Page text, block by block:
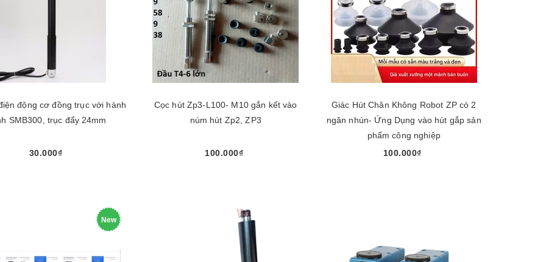
động cơ đồng trục với hành
SMB300, trục đẩy 24mm
30.000₫
Cọc hút Zp3-L100- M10 gắn kết vào
núm hút Zp2, ZP3
100.000₫
Giác Hút Chân Không Robot ZP có 2
ngăn nhún- Ứng Dụng vào hút gắp sản
phẩm công nghiệp
100.000₫
New